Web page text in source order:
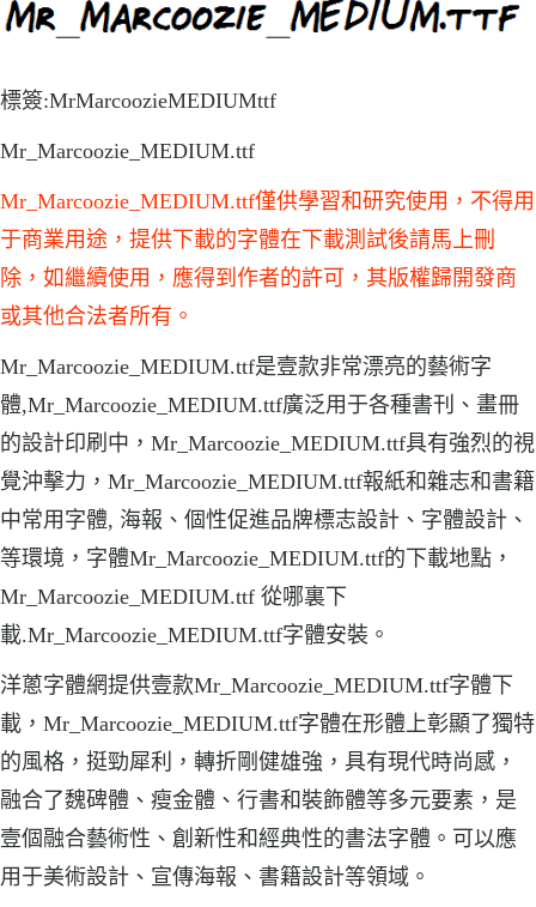
標簽:MrMarcoozieMEDIUMttf
Mr_Marcoozie_MEDIUM.ttf
Mr_Marcoozie_MEDIUM.ttf僅供學習和研究使用，不得用
于商業用途，提供下載的字體在下載測試後請馬上刪
除，如繼續使用，應得到作者的許可，其版權歸開發商
或其他合法者所有。
Mr_Marcoozie_MEDIUM.ttf是壹款非常漂亮的藝術字
體,Mr_Marcoozie_MEDIUM.ttf廣泛用于各種書刊、畫冊
的設計印刷中，Mr_Marcoozie_MEDIUM.ttf具有強烈的視
覺沖擊力，Mr_Marcoozie_MEDIUM.ttf報紙和雜志和書籍
中常用字體, 海報、個性促進品牌標志設計、字體設計、
等環境，字體Mr_Marcoozie_MEDIUM.ttf的下載地點，
Mr_Marcoozie_MEDIUM.ttf 從哪裏下
載.Mr_Marcoozie_MEDIUM.ttf字體安裝。
洋蔥字體網提供壹款Mr_Marcoozie_MEDIUM.ttf字體下
載，Mr_Marcoozie_MEDIUM.ttf字體在形體上彰顯了獨特
的風格，挺勁犀利，轉折剛健雄強，具有現代時尚感，
融合了魏碑體、瘦金體、行書和裝飾體等多元要素，是
壹個融合藝術性、創新性和經典性的書法字體。可以應
用于美術設計、宣傳海報、書籍設計等領域。